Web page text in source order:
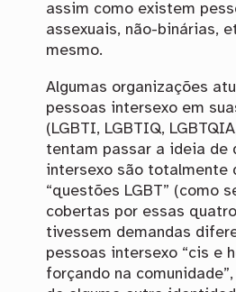
assim como existem
assexuais, não-binárias,
mesmo.
Algumas organizações
pessoas intersexo em
(LGBTI, LGBTIQ,
tentam passar a ideia de
intersexo são totalmente
“questões LGBT” (como
cobertas por essas
tivessem demandas
pessoas intersexo “cis e
forçando na